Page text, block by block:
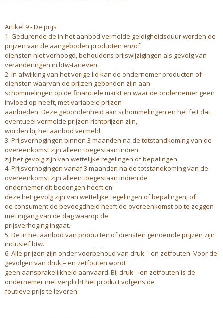
Artikel 9 - De prijs
1. Gedurende de in het aanbod vermelde geldigheidsduur worden de
prijzen van de aangeboden producten en/of
diensten niet verhoogd, behoudens prijswijzigingen als gevolg van
veranderingen in btw-tarieven.
2. In afwijking van het vorige lid kan de ondernemer producten of
diensten waarvan de prijzen gebonden zijn aan
schommelingen op de financiële markt en waar de ondernemer geen
invloed op heeft, met variabele prijzen
aanbieden. Deze gebondenheid aan schommelingen en het feit dat
eventueel vermelde prijzen richtprijzen zijn,
worden bij het aanbod vermeld.
3. Prijsverhogingen binnen 3 maanden na de totstandkoming van de
overeenkomst zijn alleen toegestaan indien
zij het gevolg zijn van wettelijke regelingen of bepalingen.
4. Prijsverhogingen vanaf 3 maanden na de totstandkoming van de
overeenkomst zijn alleen toegestaan indien de
ondernemer dit bedongen heeft en:
deze het gevolg zijn van wettelijke regelingen of bepalingen; of
de consument de bevoegdheid heeft de overeenkomst op te zeggen
met ingang van de dag waarop de
prijsverhoging ingaat.
5. De in het aanbod van producten of diensten genoemde prijzen zijn
inclusief btw.
6. Alle prijzen zijn onder voorbehoud van druk – en zetfouten. Voor de
gevolgen van druk – en zetfouten wordt
geen aansprakelijkheid aanvaard. Bij druk – en zetfouten is de
ondernemer niet verplicht het product volgens de
foutieve prijs te leveren.